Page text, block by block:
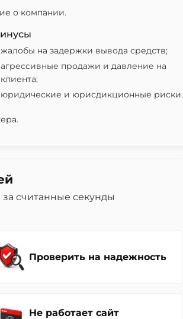
о компании.
жалобы на задержки вывода средств;
агрессивные продажи и давление на
клиента;
юридические и юрисдикционные риски.
считанные секунды
Проверить на надежность
Не работает сайт